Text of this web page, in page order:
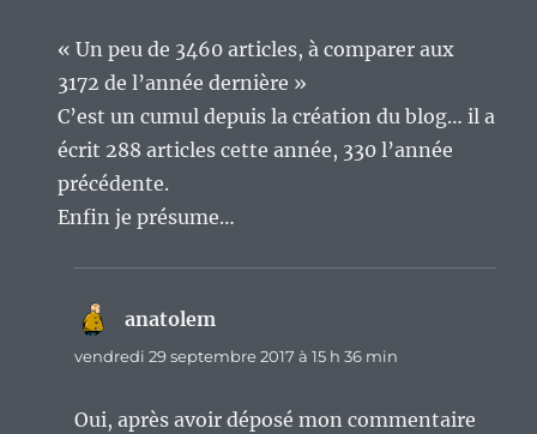
« Un peu de 3460 articles, à comparer aux
3172 de l’année dernière »
C’est un cumul depuis la création du blog… il a
écrit 288 articles cette année, 330 l’année
précédente.
Enfin je présume…
anatolem
vendredi 29 septembre 2017 à 15 h 36 min
Oui, après avoir déposé mon commentaire